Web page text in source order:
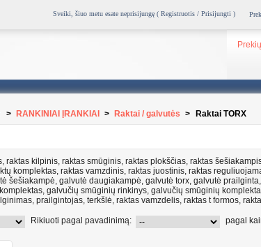
Sveiki, šiuo metu esate neprisijungę ( Registruotis / Prisijungti )
> RANKINIAI ĮRANKIAI > Raktai / galvutės > Raktai TORX
raktas kilpinis, raktas smūginis, raktas plokščias, raktas
komplektas, raktas vamzdinis, raktas juostinis, raktas
šešiakampė, galvutė daugiakampė, galvutė torx, galvutė
galvučių smūginių rinkinys, galvučių smūginių
prailgintojas, terkšlė, raktas vamzdelis, raktas t formos,
pagal
Rikiuoti pagal pavadinimą: